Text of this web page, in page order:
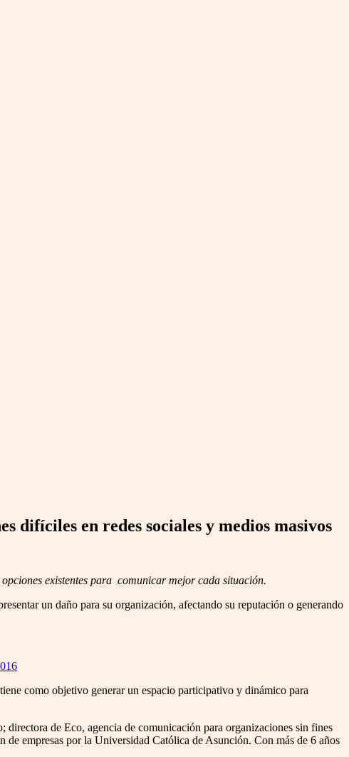
difíciles en redes sociales y medios masivos
existentes para comunicar mejor cada situación.
un daño para su organización, afectando su reputación o generando
como objetivo generar un espacio participativo y dinámico para
de Eco, agencia de comunicación para organizaciones sin fines
empresas por la Universidad Católica de Asunción. Con más de 6 años